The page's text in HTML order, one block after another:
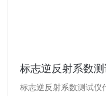
标志逆反射系数
标志逆反射系数测试仪